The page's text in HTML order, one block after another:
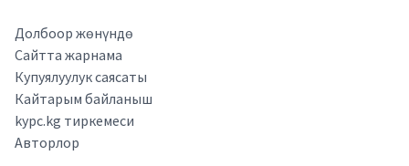
Долбоор жөнүндө
Сайтта жарнама
Купуялуулук саясаты
Кайтарым байланыш
kypc.kg тиркемеси
Авторлор